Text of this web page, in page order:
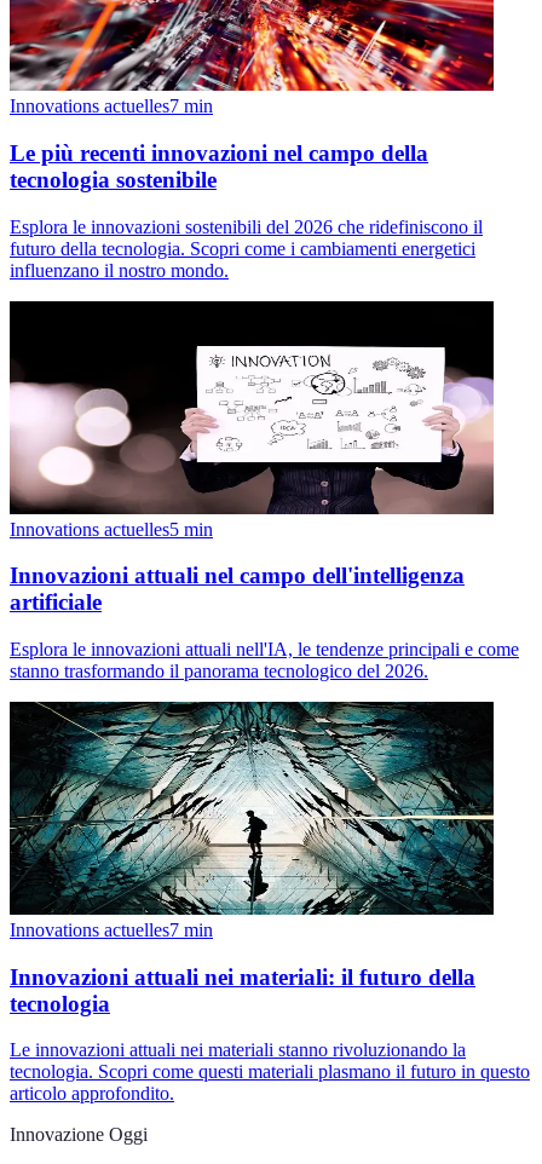
Innovations actuelles7 min
Le più recenti innovazioni nel campo della
tecnologia sostenibile
Esplora le innovazioni sostenibili del 2026 che ridefiniscono il
futuro della tecnologia. Scopri come i cambiamenti energetici
influenzano il nostro mondo.
Innovations actuelles5 min
Innovazioni attuali nel campo dell'intelligenza
artificiale
Esplora le innovazioni attuali nell'IA, le tendenze principali e come
stanno trasformando il panorama tecnologico del 2026.
Innovations actuelles7 min
Innovazioni attuali nei materiali: il futuro della
tecnologia
Le innovazioni attuali nei materiali stanno rivoluzionando la
tecnologia. Scopri come questi materiali plasmano il futuro in questo
articolo approfondito.
Innovazione Oggi